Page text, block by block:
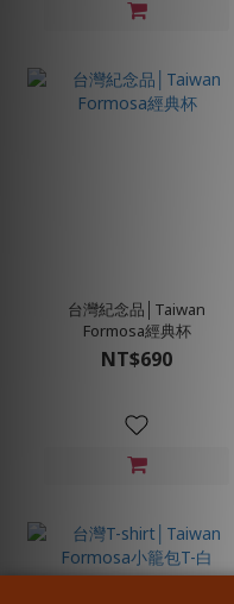
台灣紀念品│Taiwan
Formosa經典杯
NT$690